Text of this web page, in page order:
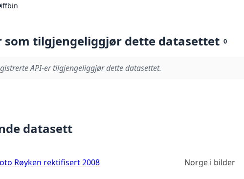
bin
som tilgjengeliggjør dette datasettet 0
API-er tilgjengeliggjør dette datasettet.
datasett
Røyken rektifisert 2008 Norge i bilder